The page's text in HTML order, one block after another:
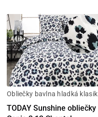
Obliečky bavlna hladká klasik
TODAY Sunshine obliečky